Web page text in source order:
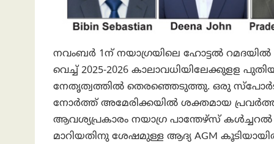
നവംബർ 1ന് നയാഗ്രയിലെ ഹോട്ടൽ
വെച്ച് 2025-2026 കാലാവധിയിലേക്കുളള
നേതൃത്വത്തിൽ തെരഞ്ഞെടുത്തു. ഒരു
നോർത്ത് അമേരിക്കയിൽ ശക്തമായ
ആവശ്യപ്രകാരം നയാഗ്ര പാന്തേഴ്സ്
മാറിയതിനു ശേഷമുള്ള ആദ്യ AGM